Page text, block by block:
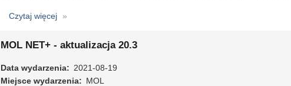
Czytaj więcej
o
dookoła
elektronicznego
–
MOL NET+ - aktualizacja 20.3
Data wydarzenia
2021-08-19
Miejsce wydarzenia
MOL